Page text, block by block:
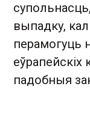
выпадку,
перамогуць
еўрапейскіх
падобныя